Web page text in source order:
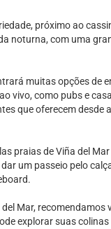
próximo ao
noturna, com uma
muitas opções de
vivo, como pubs e
que oferecem desde
praias de Viña del
um passeio pelo
Mar,
explorar suas